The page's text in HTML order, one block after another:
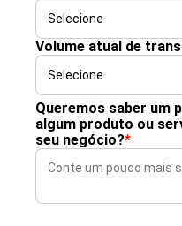
Volume atual de
Queremos saber um
algum produto ou
seu negócio?*